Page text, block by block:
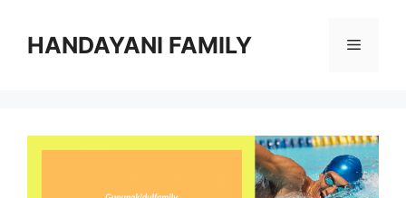
HANDAYANI FAMILY Menu